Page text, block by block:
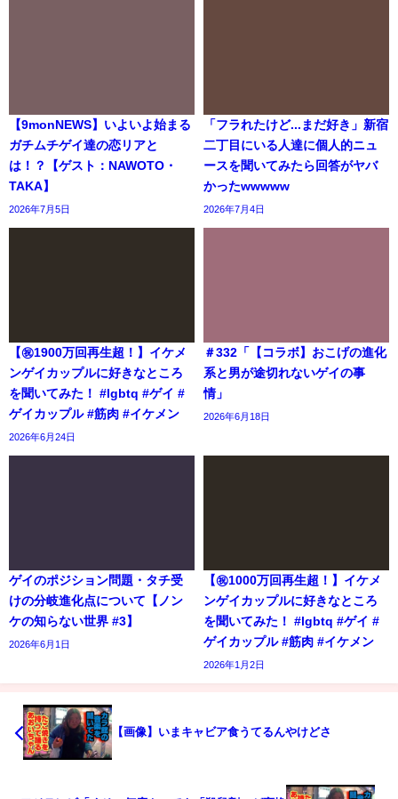
【9monNEWS】いよいよ始まる
ガチムチゲイ達の恋リアと
は！？【ゲスト：NAWOTO・
TAKA】
2026年7月5日
「フラれたけど...まだ好き」新宿
二丁目にいる人達に個人的ニュ
ースを聞いてみたら回答がヤバ
かったwwwww
2026年7月4日
【㊗️1900万回再生超！】イケメ
ンゲイカップルに好きなところ
を聞いてみた！ #lgbtq #ゲイ #
ゲイカップル #筋肉 #イケメン
2026年6月24日
＃332「【コラボ】おこげの進化
系と男が途切れないゲイの事
情」
2026年6月18日
ゲイのポジション問題・タチ受
けの分岐進化点について【ノン
ケの知らない世界 #3】
2026年6月1日
【㊗️1000万回再生超！】イケメ
ンゲイカップルに好きなところ
を聞いてみた！ #lgbtq #ゲイ #
ゲイカップル #筋肉 #イケメン
2026年1月2日
【画像】いまキャビア食うてるんやけどさ